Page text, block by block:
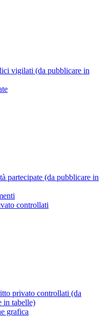
vigilati (da pubblicare in
partecipate (da pubblicare in
controllati
privato controllati (da
in tabelle)
grafica